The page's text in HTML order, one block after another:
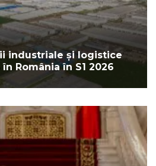
industriale și logistice
România în S1 2026